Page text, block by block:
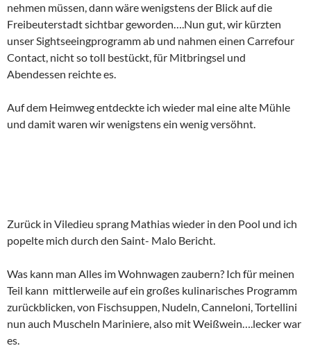
nehmen müssen, dann wäre wenigstens der Blick auf die
Freibeuterstadt sichtbar geworden….Nun gut, wir kürzten
unser Sightseeingprogramm ab und nahmen einen Carrefour
Contact, nicht so toll bestückt, für Mitbringsel und
Abendessen reichte es.
Auf dem Heimweg entdeckte ich wieder mal eine alte Mühle
und damit waren wir wenigstens ein wenig versöhnt.
Zurück in Viledieu sprang Mathias wieder in den Pool und ich
popelte mich durch den Saint- Malo Bericht.
Was kann man Alles im Wohnwagen zaubern? Ich für meinen
Teil kann mittlerweile auf ein großes kulinarisches Programm
zurückblicken, von Fischsuppen, Nudeln, Canneloni, Tortellini
nun auch Muscheln Mariniere, also mit Weißwein….lecker war
es.